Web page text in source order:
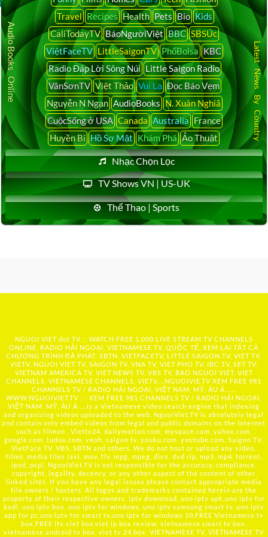
Travel Recipes Health Pets Bio Kids
CaliTodayTV BáoNgườiViệt BBC SBSÚc
ViệtFaceTV LittleSaigonTV PhốBolsa KBC
Radio Đáp Lời Sông Núi Little Saigon Radio
VânSơnTV Việt Thảo Vui Lạ Đọc Báo Vẹm
Nguyễn N Ngạn AudioBooks N. Xuân Nghiã
CuộcSống ở USA Canada Australia France
Huyền Bí Hồ Sơ Mật Khám Phá Ảo Thuật
Nhạc Chọn Lọc
TV Shows VN | US-UK
Thể Thao | Sports
Audio Books Online Latest News By Country
NGUOI VIET dot TV :: WATCH FREE 1,000 LIVE STREAM TV CHANNELS
ONLINE, RADIO HẢI NGOẠI, VIETNAMESE TV, QUỐC TẾ, XEM LẠI TẤT CẢ
CHƯƠNG TRÌNH ĐÃ PHÁT: SBTN, VIETFACETV, LITTLE SAIGON TV, VIET TV,
VIETV, NGUOI VIET TV, SAIGON TV, VNA TV, VIET PHO TV, IBC TV, SET TV,
VIETNAM AMERICA TV, VIET NEWS TV, VBS TV, BAO NGUOI VIET, VIET
CHANNELS, VIETNAMESE CHANNELS, VIETV,... NGUOIVIE.TV XEM FREE 981
CHANNELS TV / RADIO HẢI NGOẠI, VIỆT NAM, MỸ, ÂU Á …..
WWW.NGUOIVIET.TV ::: XEM FREE 981 CHANNELS TV / RADIO HẢI NGOẠI,
VIỆT NAM, MỸ, ÂU Á ….is a Vietnamese video search engine that indexing
and organizing videos uploaded to the web. NguoiViet.TV is absolutely legal
and contain only embed videos from legal and public domains on the Internet
such as filmon , Viettv24, dailymotion.com, myspace.com, yahoo.com,
google.com, tudou.com, veoh, saigon tv, youku.com, youtube.com, Saigon TV,
VietFace TV, VBS, SBTN and others. We do not host or upload any video,
films, media files (avi, mov, flv, mpg, mpeg, divx, dvd rip, mp3, mp4, torrent,
ipod, psp), NguoiViet.TV is not responsible for the accuracy, compliance,
copyright, legality, decency, or any other aspect of the content of other
linked sites. If you have any legal issues please contact appropriate media
file owners / hosters. All logos and trademarks contained herein are the
property of their respective owners. iptv download, uno iptv apk,uno iptv for
kodi, uno iptv box, uno iptv for windows, uno iptv samsung smart tv, uno iptv
app for pc,uno iptv for smart tv,uno iptv for windows 10,FREE Vietnamese tv
box,FREE itv viet box,viet ip box review, vietnamese smart tv box,
vietnamese android tv box, viet tv 24 box, VIETNAMESE TV, VIETNAMESE TV